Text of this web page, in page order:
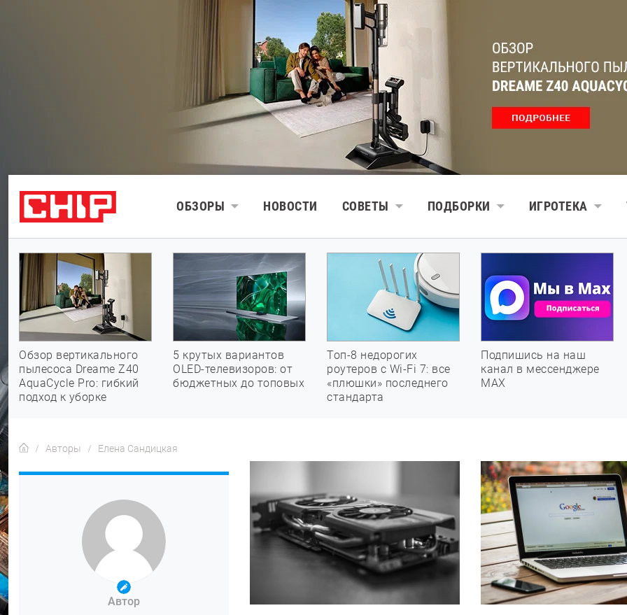
ОБЗОРЫ НОВОСТИ СОВЕТЫ ПОДБОРКИ ИГРОТЕКА
Обзор вертикального
пылесоса Dreame Z40
AquaCycle Pro: гибкий
подход к уборке
5 крутых вариантов
OLED-телевизоров: от
бюджетных до топовых
Топ-8 недорогих
роутеров с Wi-Fi 7: все
«плюшки» последнего
стандарта
Подпишись на наш
канал в мессенджере
МАХ
Авторы Елена Сандицкая
Автор